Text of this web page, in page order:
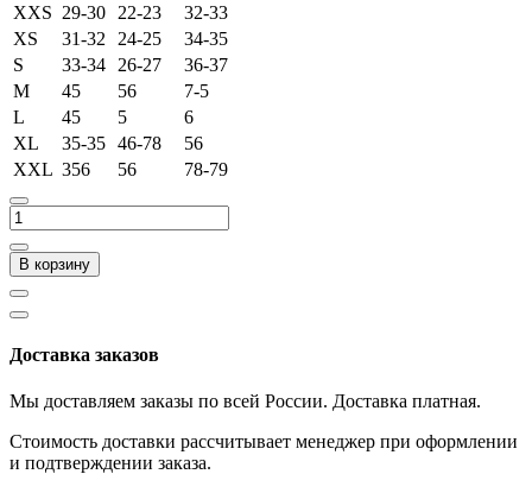
XXS 29-30 22-23
32-33
XS
31-32 24-25
34-35
S
33-34 26-27
36-37
M
45 56
7-5
L
45 5
6
XL
35-35 46-78
56
XXL 356 56 78-79
В корзину
Доставка заказов
Мы доставляем заказы по всей России. Доставка платная.
Стоимость доставки рассчитывает менеджер при оформлении
и подтверждении заказа.